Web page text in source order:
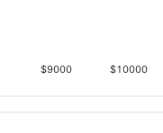
$9000 $10000